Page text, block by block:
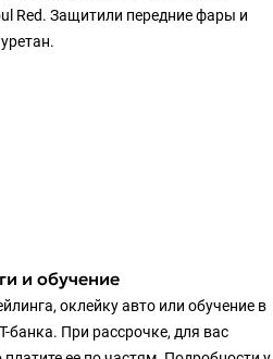
Red. Защитили передние фары и
и обучение
оклейку авто или обучение в
банка. При рассрочке, для вас